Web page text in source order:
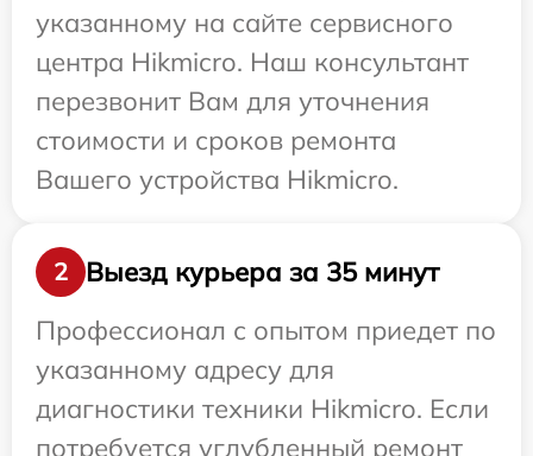
указанному на сайте сервисного
центра Hikmicro. Наш консультант
перезвонит Вам для уточнения
стоимости и сроков ремонта
Вашего устройства Hikmicro.
2
Выезд курьера за 35 минут
Профессионал с опытом приедет по
указанному адресу для
диагностики техники Hikmicro. Если
потребуется углубленный ремонт